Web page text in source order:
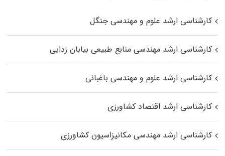
کارشناسی ارشد علوم و مهندسی جنگل
کارشناسی ارشد مهندسی منابع طبیعی بیابان زدایی
کارشناسی ارشد علوم و مهندسی باغبانی
کارشناسی ارشد اقتصاد کشاورزی
کارشناسی ارشد مهندسی مکانیزاسیون کشاورزی